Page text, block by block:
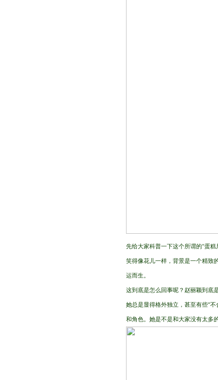
先给大家科普一下这个所谓的“蛋
笑得像花儿一样，背景是一个精致
运而生。
这到底是怎么回事呢？赵丽颖到底
她总是显得格外独立，甚至有些“
和角色。她是不是和大家没有太多